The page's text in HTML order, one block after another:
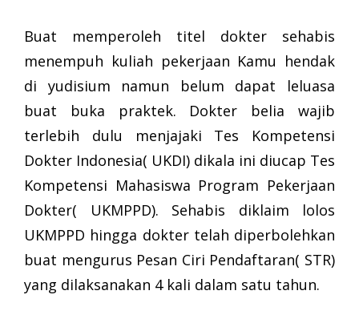
Buat memperoleh titel dokter sehabis
menempuh kuliah pekerjaan Kamu hendak
di yudisium namun belum dapat leluasa
buat buka praktek. Dokter belia wajib
terlebih dulu menjajaki Tes Kompetensi
Dokter Indonesia( UKDI) dikala ini diucap Tes
Kompetensi Mahasiswa Program Pekerjaan
Dokter( UKMPPD). Sehabis diklaim lolos
UKMPPD hingga dokter telah diperbolehkan
buat mengurus Pesan Ciri Pendaftaran( STR)
yang dilaksanakan 4 kali dalam satu tahun.